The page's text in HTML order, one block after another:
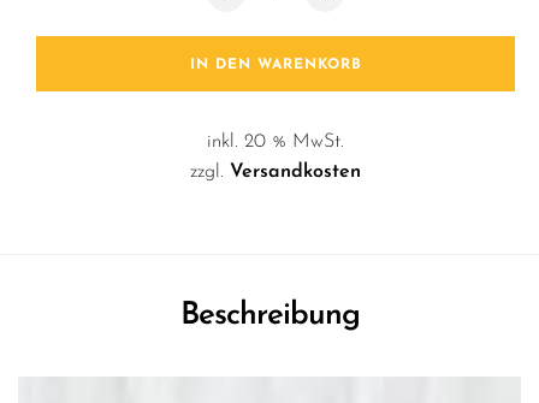
IN DEN WARENKORB
inkl. 20 % MwSt.
zzgl. Versandkosten
Beschreibung